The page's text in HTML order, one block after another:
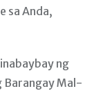
sa Anda,
ng
Barangay Mal-